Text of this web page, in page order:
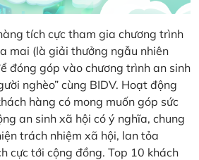
tích cực tham gia chương trình
mai (là giải thưởng ngẫu nhiên
đóng góp vào chương trình an sinh
nghèo” cùng BIDV. Hoạt động
hàng có mong muốn góp sức
an sinh xã hội có ý nghĩa, chung
trách nhiệm xã hội, lan tỏa
cực tới cộng đồng. Top 10 khách